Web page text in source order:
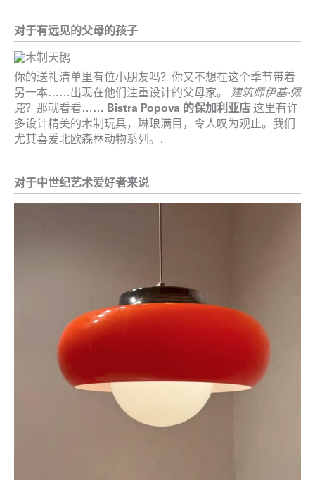
对于有远见的父母的孩子
你的送礼清单里有位小朋友吗？你又不想在这个季节带着
另一本……出现在他们注重设计的父母家。 建筑师伊基·佩
克？那就看看…… Bistra Popova 的保加利亚店 这里有许
多设计精美的木制玩具，琳琅满目，令人叹为观止。我们
尤其喜爱北欧森林动物系列。.
对于中世纪艺术爱好者来说